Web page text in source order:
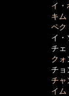
イ・
キム
ペク
イ・ソンウ
チェ・ヨン
クォ
チョン・ヨ
チャ
イム